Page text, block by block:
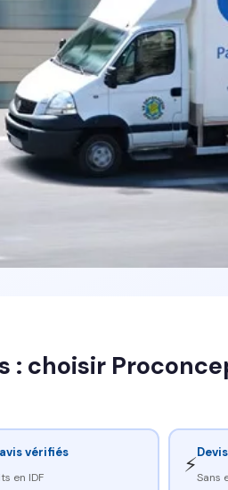
: choisir
vérifiés
en IDF ⚡Sans